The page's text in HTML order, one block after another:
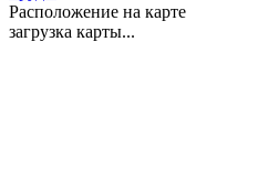
Расположение на карте
загрузка карты...